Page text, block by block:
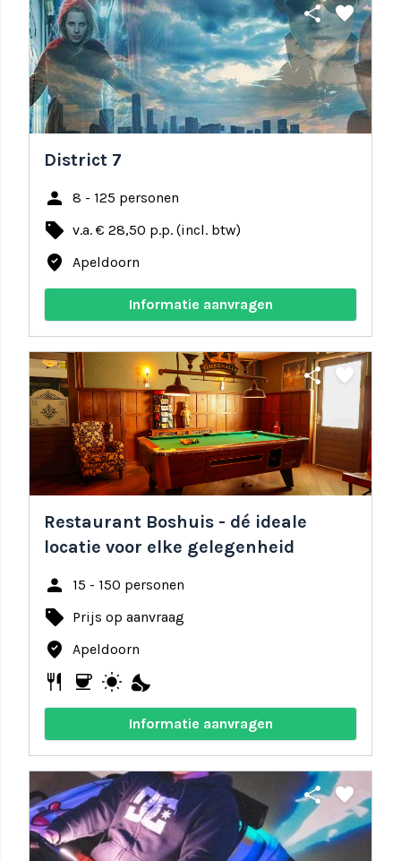
share favorite
District 7
person 8 - 125 personen
local_offer v.a. € 28,50 p.p. (incl. btw)
where_to_vote Apeldoorn
Informatie aanvragen
share favorite
Restaurant Boshuis - dé ideale
locatie voor elke gelegenheid
person 15 - 150 personen
local_offer Prijs op aanvraag
where_to_vote Apeldoorn
restaurant coffee wb_sunny nights_stay
Informatie aanvragen
share favorite